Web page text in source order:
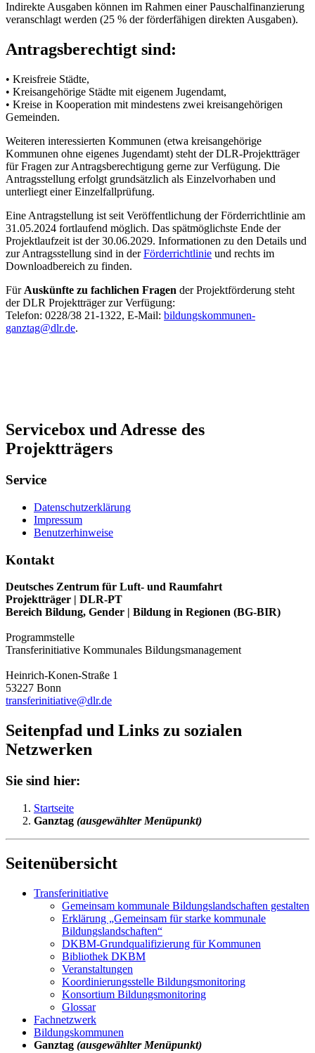
Indirekte Ausgaben können im Rahmen einer Pauschalfinanzierung
veranschlagt werden (25 % der förderfähigen direkten Ausgaben).
Antragsberechtigt sind:
• Kreisfreie Städte,
• Kreisangehörige Städte mit eigenem Jugendamt,
• Kreise in Kooperation mit mindestens zwei kreisangehörigen
Gemeinden.
Weiteren interessierten Kommunen (etwa kreisangehörige
Kommunen ohne eigenes Jugendamt) steht der DLR-Projektträger
für Fragen zur Antragsberechtigung gerne zur Verfügung. Die
Antragsstellung erfolgt grundsätzlich als Einzelvorhaben und
unterliegt einer Einzelfallprüfung.
Eine Antragstellung ist seit Veröffentlichung der Förderrichtlinie am
31.05.2024 fortlaufend möglich. Das spätmöglichste Ende der
Projektlaufzeit ist der 30.06.2029. Informationen zu den Details und
zur Antragsstellung sind in derFörderrichtlinie und rechts im
Downloadbereich zu finden.
Für Auskünfte zu fachlichen Fragen der Projektförderung steht
der DLR Projektträger zur Verfügung:
Telefon: 0228/38 21-1322, E-Mail: bildungskommunen-
ganztag@dlr.de.
Servicebox und Adresse des
Projektträgers
Service
Datenschutzerklärung
Impressum
Benutzerhinweise
Kontakt
Deutsches Zentrum für Luft- und Raumfahrt
Projektträger | DLR-PT
Bereich Bildung, Gender | Bildung in Regionen (BG-BIR)
Programmstelle
Transferinitiative Kommunales Bildungsmanagement
Heinrich-Konen-Straße 1
53227 Bonn
transferinitiative@dlr.de
Seitenpfad und Links zu sozialen
Netzwerken
Sie sind hier:
Startseite
Ganztag (ausgewählter Menüpunkt)
Seitenübersicht
Transferinitiative
Gemeinsam kommunale Bildungslandschaften gestalten
Erklärung „Gemeinsam für starke kommunale
Bildungslandschaften“
DKBM-Grundqualifizierung für Kommunen
Bibliothek DKBM
Veranstaltungen
Koordinierungsstelle Bildungsmonitoring
Konsortium Bildungsmonitoring
Glossar
Fachnetzwerk
Bildungskommunen
Ganztag (ausgewählter Menüpunkt)